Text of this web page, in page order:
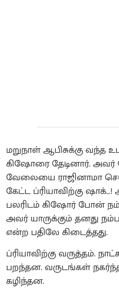
மறுநாள் ஆபிசுக்கு வந்த
கிஷோரை தேடினார். அவர்
வேலையை ராஜினாமா
கேட்ட ப்ரியாவிற்கு
பலரிடம் கிஷோர் போன்
அவர் யாருக்கும் தனது
என்ற பதிலே கிடைத்தது.
ப்ரியாவிற்கு வருத்தம்.
பறந்தன. வருடங்கள்
கழிந்தன.